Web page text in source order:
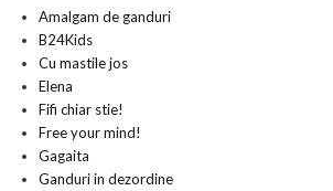
Amalgam de ganduri
B24Kids
Cu mastile jos
Elena
Fifi chiar stie!
Free your mind!
Gagaita
Ganduri in dezordine